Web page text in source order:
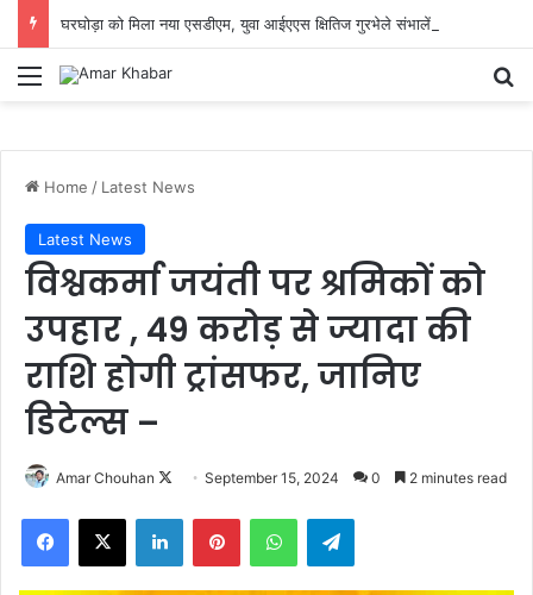
Menu
Home / Latest News
Latest News
विश्वकर्मा जयंती पर श्रमिकों को
उपहार , 49 करोड़ से ज्यादा की
राशि होगी ट्रांसफर, जानिए
डिटेल्स –
Amar Chouhan
FollowSeptember 15, 2024 0 2 minutes read
Facebook
X LinkedInPinterestWhatsAppTelegram